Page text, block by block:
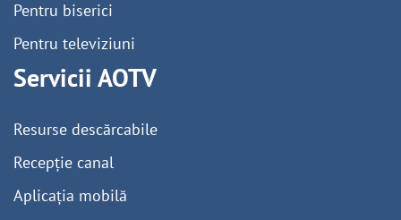
Pentru biserici
Pentru televiziuni
Servicii AOTV
Resurse descărcabile
Recepție canal
Aplicația mobilă